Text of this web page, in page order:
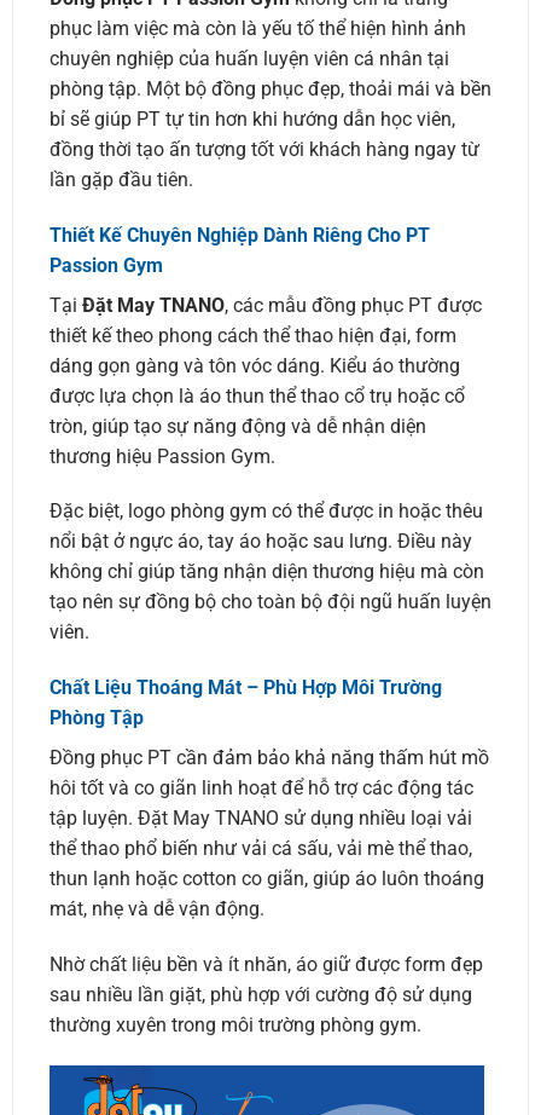
phục làm việc mà còn là yếu tố thể hiện hình ảnh
chuyên nghiệp của huấn luyện viên cá nhân tại
phòng tập. Một bộ đồng phục đẹp, thoải mái và bền
bỉ sẽ giúp PT tự tin hơn khi hướng dẫn học viên,
đồng thời tạo ấn tượng tốt với khách hàng ngay từ
lần gặp đầu tiên.
Thiết Kế Chuyên Nghiệp Dành Riêng Cho PT
Passion Gym
Tại Đặt May TNANO, các mẫu đồng phục PT được
thiết kế theo phong cách thể thao hiện đại, form
dáng gọn gàng và tôn vóc dáng. Kiểu áo thường
được lựa chọn là áo thun thể thao cổ trụ hoặc cổ
tròn, giúp tạo sự năng động và dễ nhận diện
thương hiệu Passion Gym.
Đặc biệt, logo phòng gym có thể được in hoặc thêu
nổi bật ở ngực áo, tay áo hoặc sau lưng. Điều này
không chỉ giúp tăng nhận diện thương hiệu mà còn
tạo nên sự đồng bộ cho toàn bộ đội ngũ huấn luyện
viên.
Chất Liệu Thoáng Mát – Phù Hợp Môi Trường
Phòng Tập
Đồng phục PT cần đảm bảo khả năng thấm hút mồ
hôi tốt và co giãn linh hoạt để hỗ trợ các động tác
tập luyện. Đặt May TNANO sử dụng nhiều loại vải
thể thao phổ biến như vải cá sấu, vải mè thể thao,
thun lạnh hoặc cotton co giãn, giúp áo luôn thoáng
mát, nhẹ và dễ vận động.
Nhờ chất liệu bền và ít nhăn, áo giữ được form đẹp
sau nhiều lần giặt, phù hợp với cường độ sử dụng
thường xuyên trong môi trường phòng gym.